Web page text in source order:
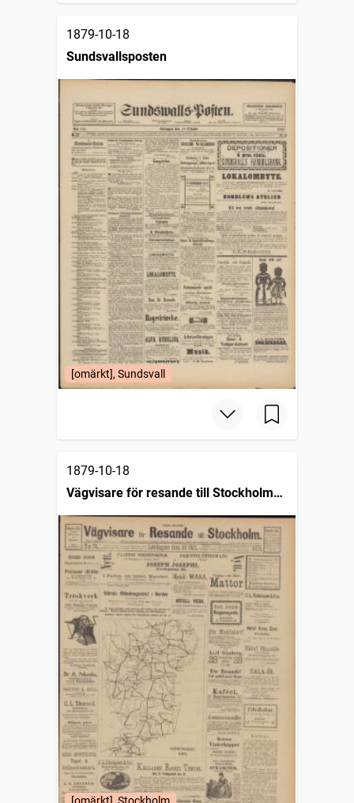
1879-10-18
Sundsvallsposten
[omärkt], Sundsvall
1879-10-18
Vägvisare för resande till Stockholm
(1876)
[omärkt], Stockholm